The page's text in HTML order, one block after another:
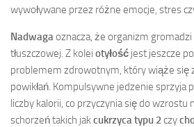
wywoływane przez różne emocje, stres
Nadwaga oznacza, że organizm
tłuszczowej. Z kolei otyłość jest jeszcze
problemem zdrowotnym, który wiąże się
powikłań. Kompulsywne jedzenie sprzyja
liczby kalorii, co przyczynia się do wzrostu
schorzeń takich jakcukrzyca typu 2 czy